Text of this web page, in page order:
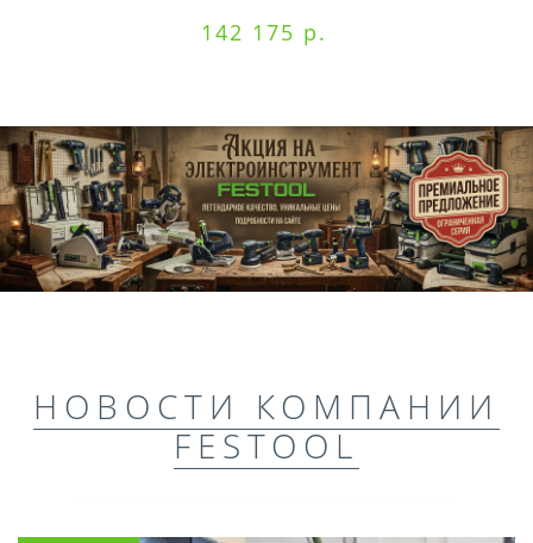
142 175 р.
НОВОСТИ КОМПАНИИ
FESTOOL